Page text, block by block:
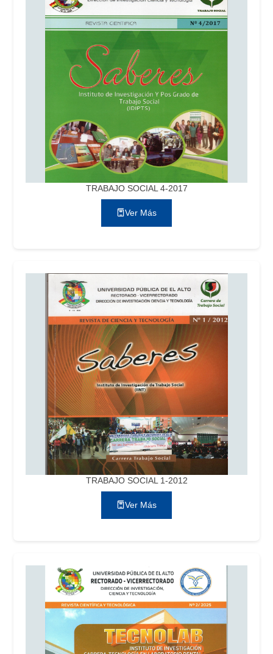
TRABAJO SOCIAL 4-2017
Ver Más
TRABAJO SOCIAL 1-2012
Ver Más